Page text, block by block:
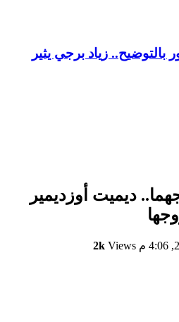
بالتوضيح.. زياد برجي يثير
ديميت أوزديمير
2k Views